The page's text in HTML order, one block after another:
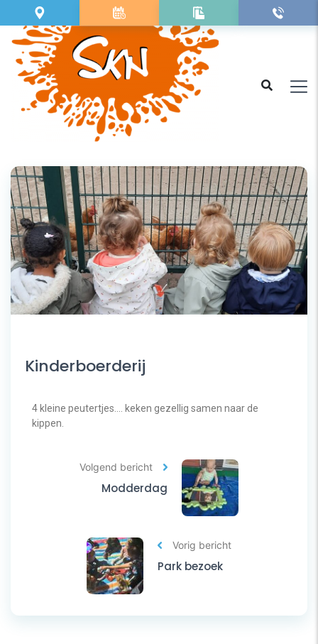
Kinderboerderij
4 kleine peutertjes…. keken gezellig samen naar de
kippen.
Vorig bericht
Park bezoek
Volgend bericht
Modderdag